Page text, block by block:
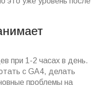
при 1-2 часах в день.
с GA4, делать
проблемы на